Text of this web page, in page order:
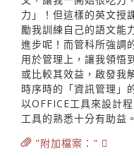
力」！但這樣的英文授
勵我訓練自己的語文能
進步呢！而管科所強調
用於管理上，讓我領悟
或比較其效益，啟發我
時序時的「資訊管理」
以OFFICE工具來設計
工具的熟悉十分有助益。
"附加檔案："